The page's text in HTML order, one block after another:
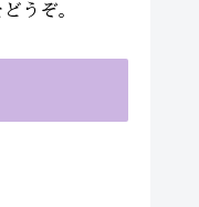
うぞ。